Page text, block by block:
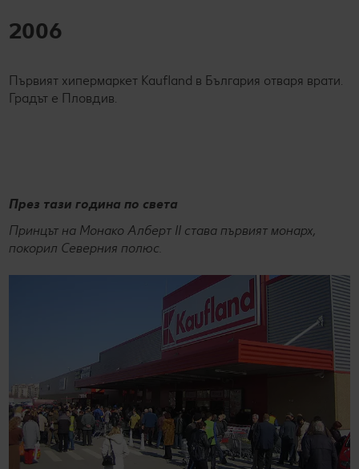
2006
Първият хипермаркет Kaufland в България отваря врати.
Градът е Пловдив.
През тази година по света
Принцът на Монако Алберт II става първият монарх,
покорил Северния полюс.